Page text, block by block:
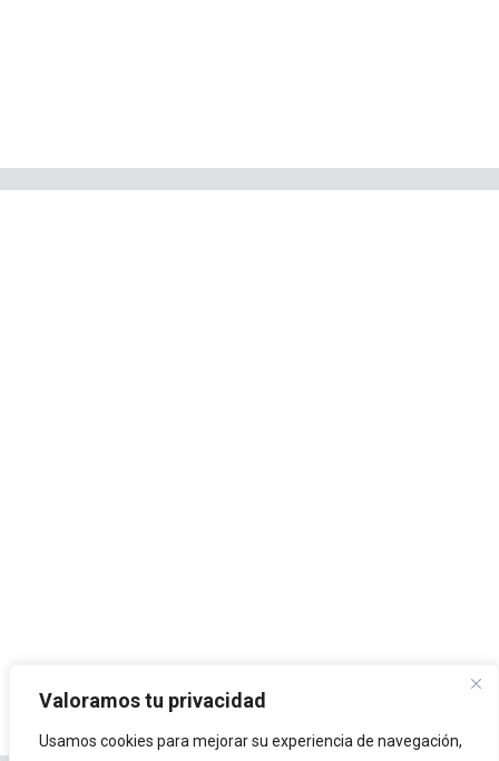
Valoramos tu privacidad
Usamos cookies para mejorar su experiencia de navegación,